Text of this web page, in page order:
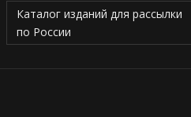
Каталог изданий для рассылки
по России